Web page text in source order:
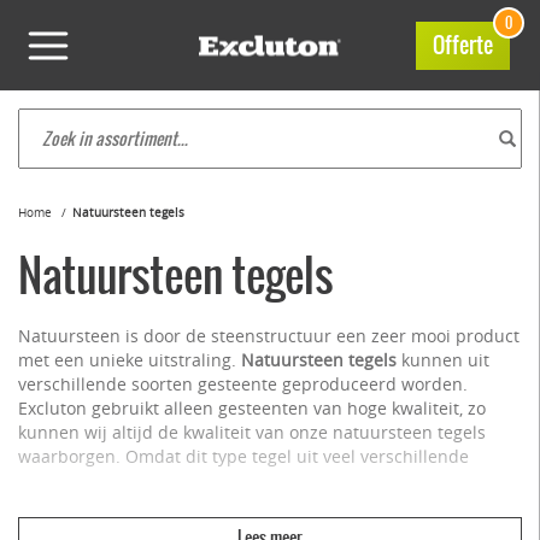
Offerte
0
Home Natuursteen tegels
Natuursteen tegels
Natuursteen is door de steenstructuur een zeer mooi product
met een unieke uitstraling. Natuursteen tegels kunnen uit
verschillende soorten gesteente geproduceerd worden.
Excluton gebruikt alleen gesteenten van hoge kwaliteit, zo
kunnen wij altijd de kwaliteit van onze natuursteen tegels
waarborgen. Omdat dit type tegel uit veel verschillende
Natuursteentegels bieden veel voordelen, zoals: